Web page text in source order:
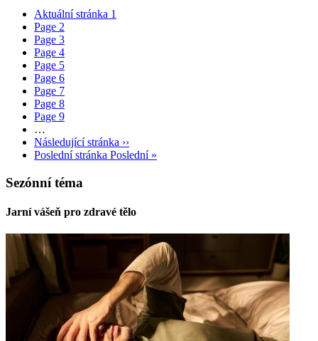
Aktuální stránka 1
Page 2
Page 3
Page 4
Page 5
Page 6
Page 7
Page 8
Page 9
…
Následující stránka ››
Poslední stránka Poslední »
Sezónní téma
Jarní vášeň pro zdravé tělo